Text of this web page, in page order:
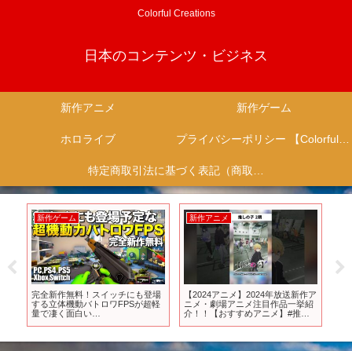
Colorful Creations
日本のコンテンツ・ビジネス
新作アニメ 新作ゲーム
ホロライブ プライバシーポリシー 【Colorful Creation】
特定商取引法に基づく表記（商取引に関する開示）
新作ゲーム
完全新作無料！スイッチにも登場
する立体機動バトロワFPSが超軽
量で凄く面白い
ヤル
新作アニメ
【2024アニメ】2024年放送新作ア
ニメ・劇場アニメ注目作品一挙紹
介！！【おすすめアニメ】#推し